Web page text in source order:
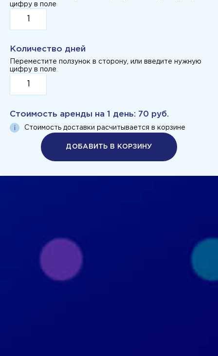
цифру в поле
Количество дней
Переместите ползунок в сторону, или введите нужную
цифру в поле
Стоимость аренды на 1 день: 70 руб.
Стоимость доставки расчитывается в корзине
ДОБАВИТЬ В КОРЗИНУ
Политика конфиденциальности
+7 926 690 3130